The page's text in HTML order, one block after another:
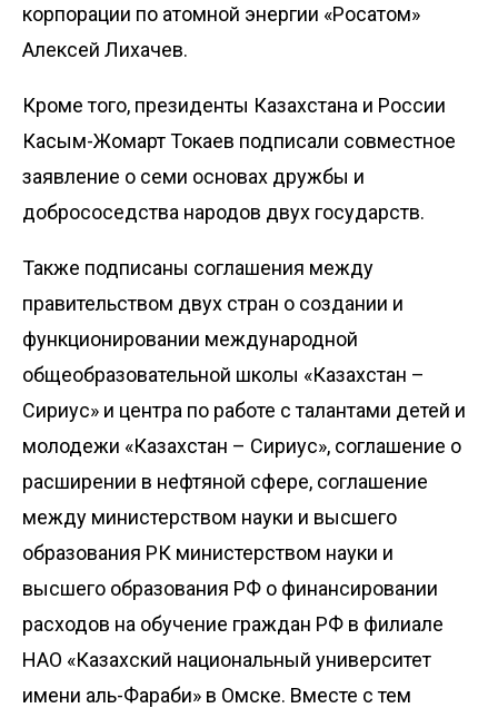
корпорации по атомной энергии «Росатом»
Алексей Лихачев.
Кроме того, президенты Казахстана и России
Касым-Жомарт Токаев подписали совместное
заявление о семи основах дружбы и
добрососедства народов двух государств.
Также подписаны соглашения между
правительством двух стран о создании и
функционировании международной
общеобразовательной школы «Казахстан –
Сириус» и центра по работе с талантами детей и
молодежи «Казахстан – Сириус», соглашение о
расширении в нефтяной сфере, соглашение
между министерством науки и высшего
образования РК министерством науки и
высшего образования РФ о финансировании
расходов на обучение граждан РФ в филиале
НАО «Казахский национальный университет
имени аль-Фараби» в Омске. Вместе с тем